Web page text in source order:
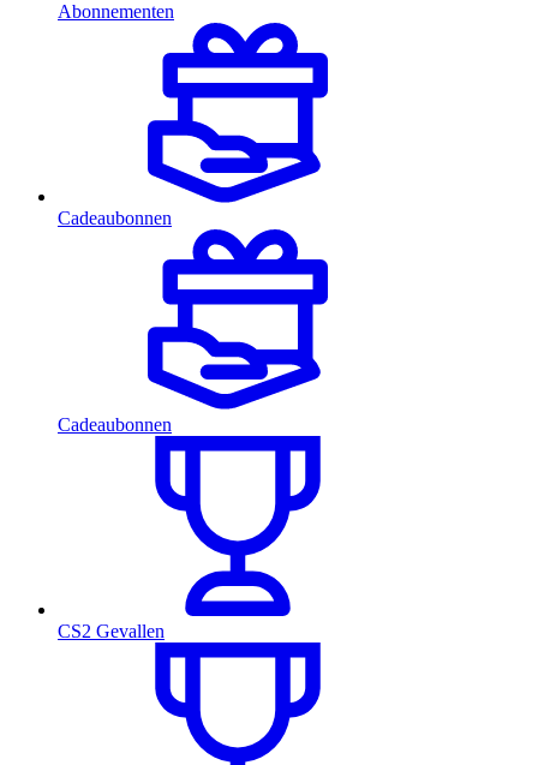
Abonnementen
Cadeaubonnen
Cadeaubonnen
CS2 Gevallen